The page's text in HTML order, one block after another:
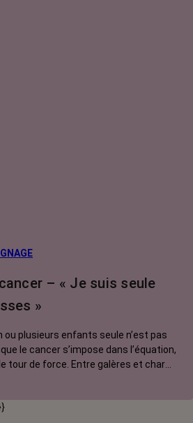
– « Je suis seule
»
ou plusieurs enfants seule n’est pas
le cancer s’impose dans l’équation,
tour de force. Entre galères et charge
causées par sa maladie.